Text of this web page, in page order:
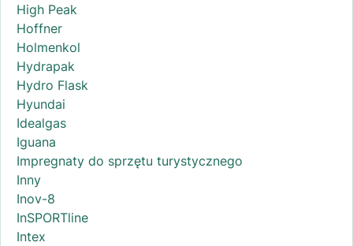
High Peak
Hoffner
Holmenkol
Hydrapak
Hydro Flask
Hyundai
Idealgas
Iguana
Impregnaty do sprzętu turystycznego
Inny
Inov-8
InSPORTline
Intex